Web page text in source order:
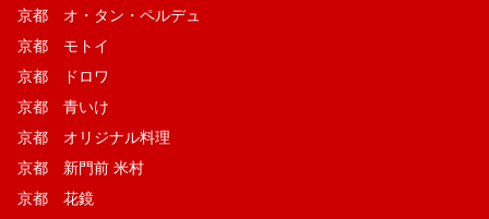
京都 オ・タン・ペルデュ
京都 モトイ
京都 ドロワ
京都 青いけ
京都 オリジナル料理
京都 新門前 米村
京都 花鏡